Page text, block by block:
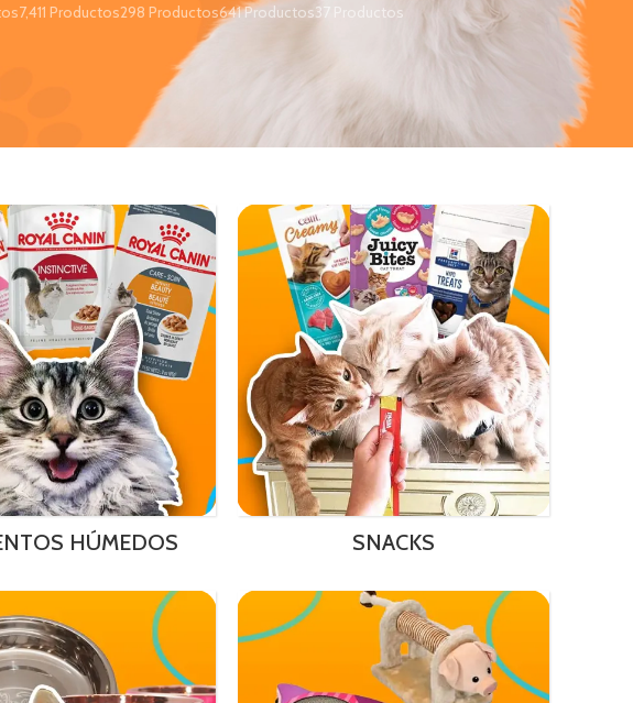
7,411 Productos298 Productos641 Productos37 Productos
HÚMEDOS SNACKS